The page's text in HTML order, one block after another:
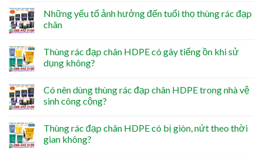
Những yếu tố ảnh hưởng đến tuổi thọ thùng rác đạp
chân
Thùng rác đạp chân HDPE có gây tiếng ồn khi sử
dụng không?
Có nên dùng thùng rác đạp chân HDPE trong nhà vệ
sinh công cộng?
Thùng rác đạp chân HDPE có bị giòn, nứt theo thời
gian không?